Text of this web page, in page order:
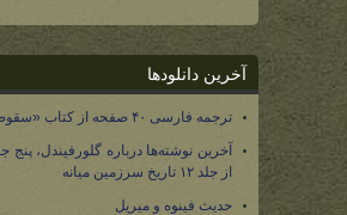
آخرین دانلودها
ترجمه فارسی ۴۰ صفحه از کتاب «سقوط نومه‌نور»
آخرین نوشته‌ها درباره گلورفیندل، پنج
از جلد ۱۲ تاریخ سرزمین میانه
حدیث فینوه و میریل